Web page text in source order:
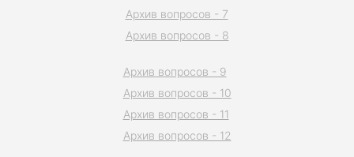
Архив вопросов - 7
Архив вопросов - 8
Архив вопросов - 9
Архив вопросов - 10
Архив вопросов - 11
Архив вопросов - 12